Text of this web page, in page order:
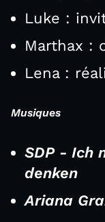
Luke :
Marthax :
Lena :
Musiques
SDP - Ich
denken
Ariana